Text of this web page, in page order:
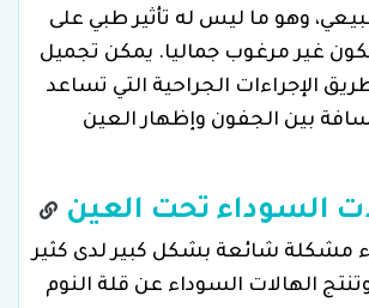
وهو ما ليس له تأثير طبي على
غير مرغوب جماليا. يمكن تجميل
الإجراءات الجراحية التي تساعد
بين الجفون وإظهار العين
السوداء تحت العين
مشكلة شائعة بشكل كبير لدى كثير
الهالات السوداء عن قلة النوم